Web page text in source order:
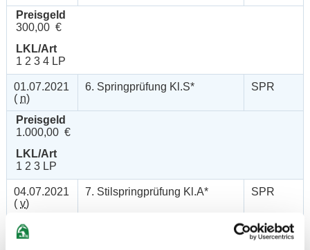
Preisgeld
300,00 €
LKL/Art
1 2 3 4 LP
01.07.2021
( n)
6. Springprüfung Kl.S* SPR
Preisgeld
1.000,00 €
LKL/Art
1 2 3 LP
04.07.2021
( v)
7. Stilspringprüfung Kl.A* SPR
Preisgeld
150,00 €